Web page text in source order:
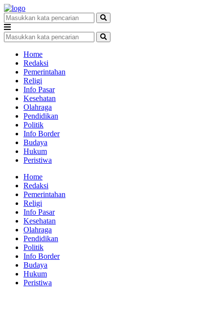
Home
Redaksi
Pemerintahan
Religi
Info Pasar
Kesehatan
Olahraga
Pendidikan
Politik
Info Border
Budaya
Hukum
Peristiwa
Home
Redaksi
Pemerintahan
Religi
Info Pasar
Kesehatan
Olahraga
Pendidikan
Politik
Info Border
Budaya
Hukum
Peristiwa